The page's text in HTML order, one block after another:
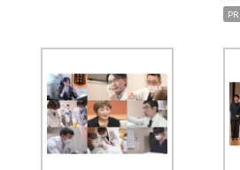
PR